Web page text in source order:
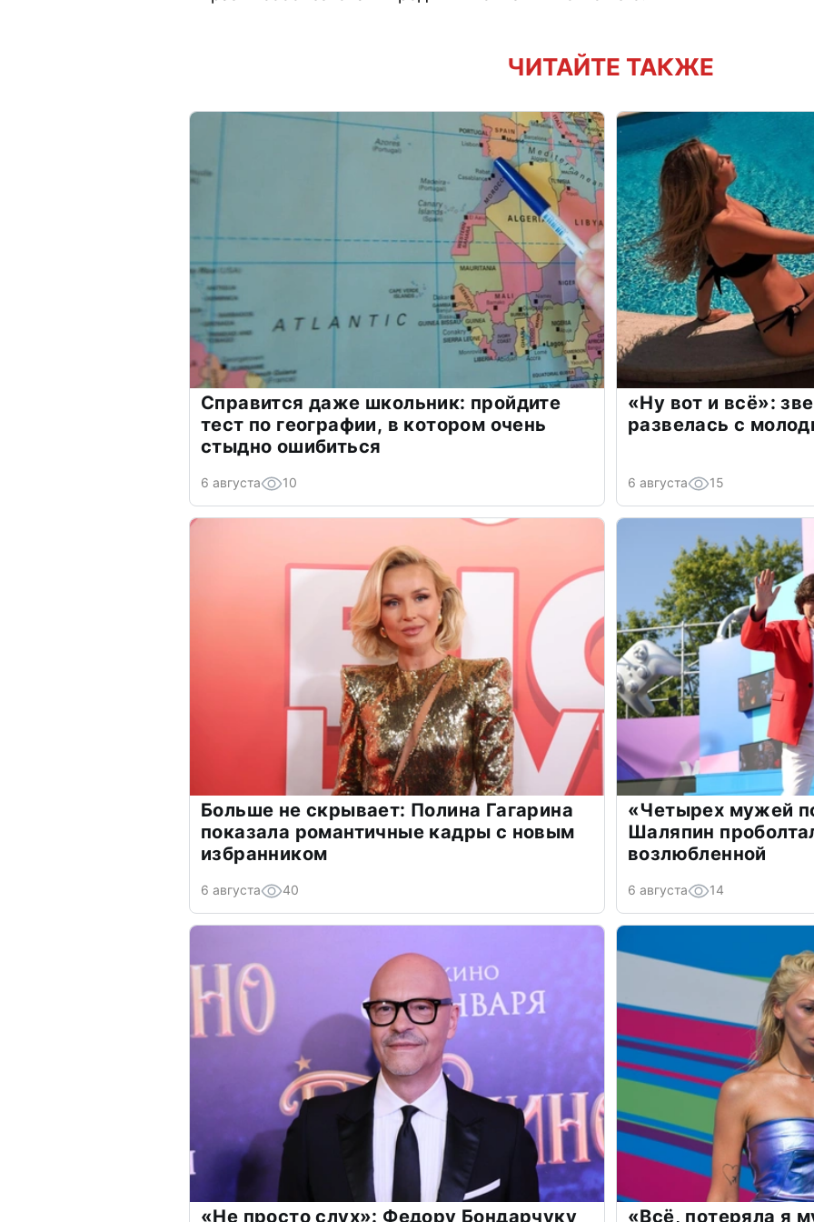
ЧИТАЙТЕ ТАКЖЕ
Справится даже школьник: пройдите
тест по географии, в котором очень
стыдно ошибиться
6 августа 10
«Ну вот и всё»:
развелась с
6 августа 15
Больше не скрывает: Полина Гагарина
показала романтичные кадры с новым
избранником
6 августа 40
«Четырех мужей
Шаляпин
возлюбленной
6 августа 14
«Не просто слух»: Федору Бондарчуку «Всё, потеряла я